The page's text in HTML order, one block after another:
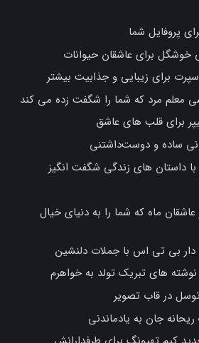
ماه که شما را به دنیای خیال